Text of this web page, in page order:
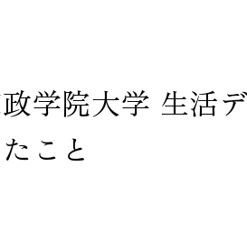
学院大学 生活
こと